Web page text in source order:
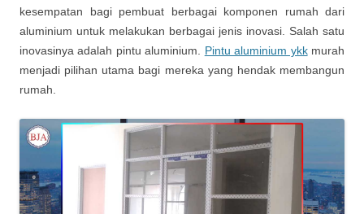
kesempatan bagi pembuat berbagai komponen rumah dari
aluminium untuk melakukan berbagai jenis inovasi. Salah satu
inovasinya adalah pintu aluminium. Pintu aluminium ykkmurah
menjadi pilihan utama bagi mereka yang hendak membangun
rumah.